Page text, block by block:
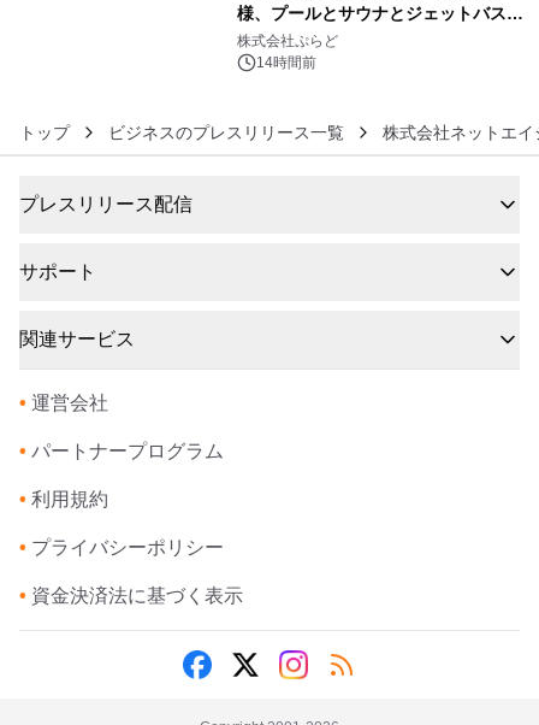
様、プールとサウナとジェットバス付
きで Villa Mon Temps AWAJIの連泊
素泊りプラン
株式会社ぷらど
14時間前
トップ ビジネスのプレスリリース一覧 株式会社ネットエイ
プレスリリース配信
サポート
関連サービス
• 運営会社
• パートナープログラム
• 利用規約
• プライバシーポリシー
• 資金決済法に基づく表示